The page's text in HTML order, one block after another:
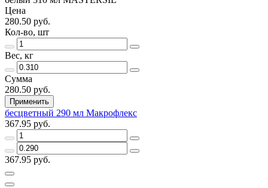
Цена
280.50 руб.
Кол-во, шт
Вес, кг
Сумма
280.50 руб.
Применить
бесцветный 290 мл Макрофлекс
367.95 руб.
367.95 руб.